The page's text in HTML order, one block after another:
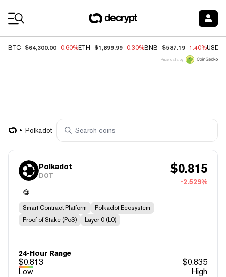
BTC $64,300.00 -0.60%ETH $1,899.99 -0.30%BNB $587.19 -1.40%USDC
Price data by
Polkadot
Polkadot
DOT $0.815
-2.529%
Smart Contract Platform
Polkadot Ecosystem
Proof of Stake (PoS)
Layer 0 (L0)
24-Hour Range
$0.813 $0.835
Low
High